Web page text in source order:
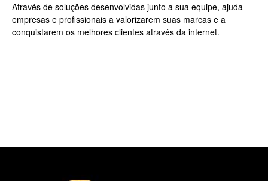
Através de soluções desenvolvidas junto a sua equipe, ajuda
empresas e profissionais a valorizarem suas marcas e a
conquistarem os melhores clientes através da internet.